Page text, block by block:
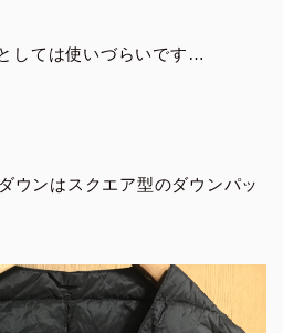
しては使いづらいです…
ウンはスクエア型のダウンパッ